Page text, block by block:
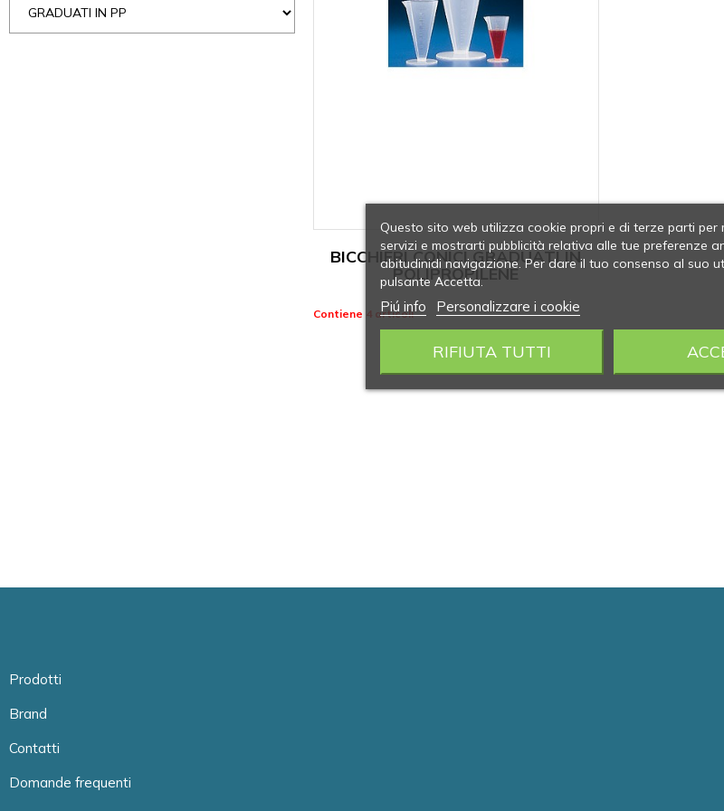
BICCHIERI CONICI GRADUATI IN
POLIPROPILENE
Contiene 4 articoli
Prodotti
Brand
Contatti
Domande frequenti
Questo sito web utilizza cookie propri e di terze parti per
servizi e mostrarti pubblicità relativa alle tue preferenze
abitudinidi navigazione. Per dare il tuo consenso al suo
pulsante Accetta.
Piú info Personalizzare i cookie
RIFIUTA TUTTI